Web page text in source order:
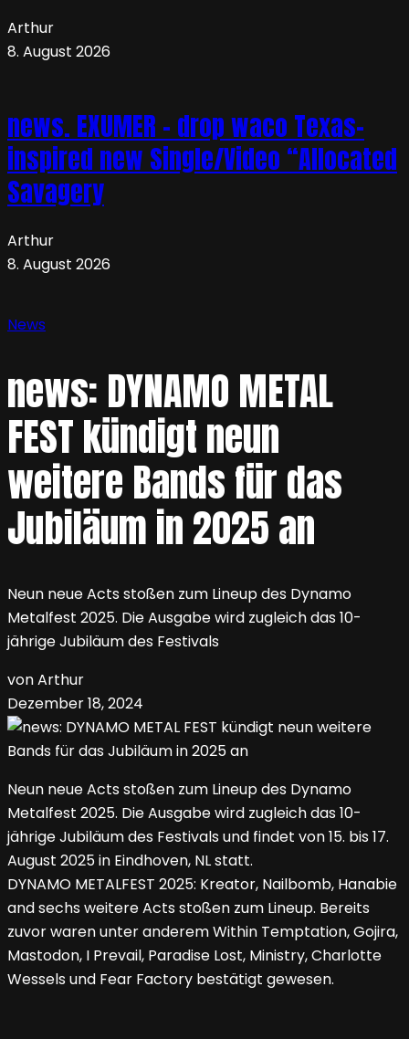
Arthur
8. August 2026
news. EXUMER – drop waco Texas-
inspired new Single/Video “Allocated
Savagery
Arthur
8. August 2026
News
news: DYNAMO METAL
FEST kündigt neun
weitere Bands für das
Jubiläum in 2025 an
Neun neue Acts stoßen zum Lineup des Dynamo
Metalfest 2025. Die Ausgabe wird zugleich das 10-
jährige Jubiläum des Festivals
von Arthur
Dezember 18, 2024
Neun neue Acts stoßen zum Lineup des Dynamo
Metalfest 2025. Die Ausgabe wird zugleich das 10-
jährige Jubiläum des Festivals und findet von 15. bis 17.
August 2025 in Eindhoven, NL statt.
DYNAMO METALFEST 2025: Kreator, Nailbomb, Hanabie
and sechs weitere Acts stoßen zum Lineup. Bereits
zuvor waren unter anderem Within Temptation, Gojira,
Mastodon, I Prevail, Paradise Lost, Ministry, Charlotte
Wessels und Fear Factory bestätigt gewesen.